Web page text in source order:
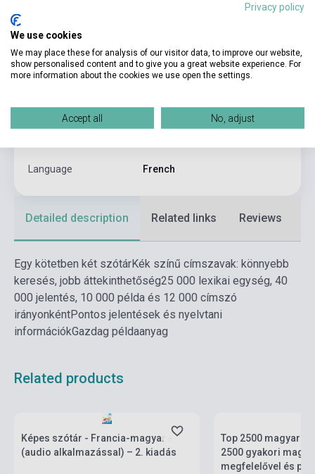
Binding
Publisher GRIMM KIADÓ
Edition number
Language French
Detailed description Related links Reviews
Egy kötetben két szótárKék színű címszavak: könnyebb
keresés, jobb áttekinthetőség25 000 lexikai egység, 40
000 jelentés, 10 000 példa és 12 000 címszó
irányonkéntPontos jelentések és nyelvtani
információkGazdag példaanyag
Related products
Képes szótár - Francia-magyar -
(audio alkalmazással) – 2. kiadás
Top 2500 magyar-
2500 gyakori
megfelelővel és
Privacy policy
We use cookies
We may place these for analysis of our visitor data, to improve our website,
show personalised content and to give you a great website experience. For
more information about the cookies we use open the settings.
Accept all No, adjust